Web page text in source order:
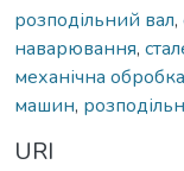
розподільний вал,
наварювання,
механічна обробка
машин,
URI